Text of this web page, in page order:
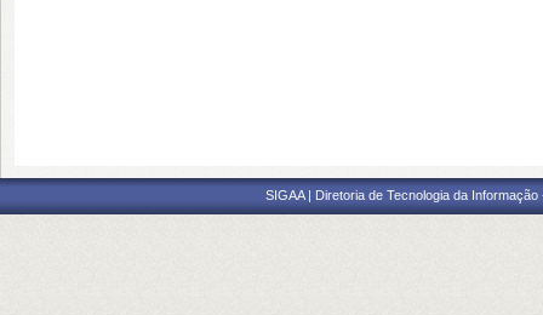
SIGAA | Diretoria de Tecnologia da